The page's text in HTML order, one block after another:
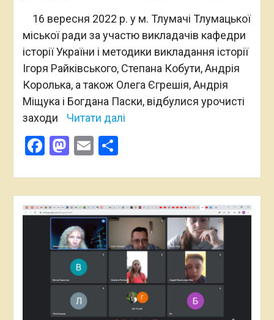
16 вересня 2022 р. у м. Тлумачі Тлумацької
міської ради за участю викладачів кафедри
історії України і методики викладання історії
Ігоря Райківського, Степана Кобути, Андрія
Королька, а також Олега Єгрешія, Андрія
Міщука і Богдана Паски, відбулися урочисті
заходи
Читати далі
Facebook
Mastodon
EmailПоділитися